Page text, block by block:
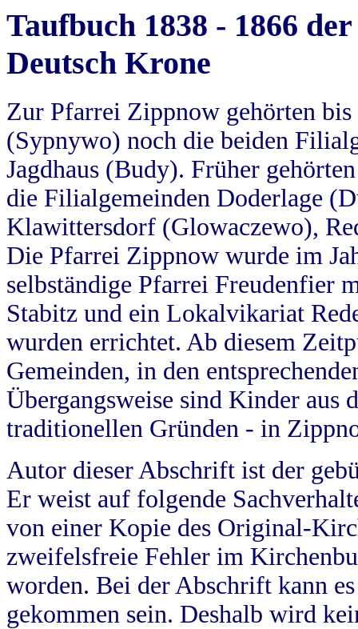
Taufbuch 1838 - 1866
Deutsch Krone
Zur Pfarrei Zippnow gehörten
(Sypnywo) noch die beiden
Jagdhaus (Budy). Früher
die Filialgemeinden Doderlage
Klawittersdorf (Glowaczewo),
Die Pfarrei Zippnow wurde im
selbständige Pfarrei Freudenfier
Stabitz und ein Lokalvikariat
wurden errichtet. Ab diesem
Gemeinden, in den
Übergangsweise sind Kinder aus
traditionellen Gründen - in
Autor dieser Abschrift ist der
Er weist auf folgende
von einer Kopie des Original-
zweifelsfreie Fehler im
worden. Bei der Abschrift kann
gekommen sein. Deshalb wird